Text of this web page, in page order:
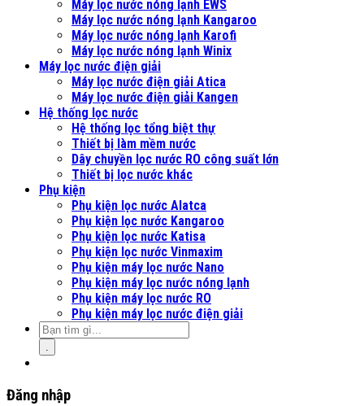
Máy lọc nước nóng lạnh EWS
Máy lọc nước nóng lạnh Kangaroo
Máy lọc nước nóng lạnh Karofi
Máy lọc nước nóng lạnh Winix
Máy lọc nước điện giải
Máy lọc nước điện giải Atica
Máy lọc nước điện giải Kangen
Hệ thống lọc nước
Hệ thống lọc tổng biệt thự
Thiết bị làm mềm nước
Dây chuyền lọc nước RO công suất lớn
Thiết bị lọc nước khác
Phụ kiện
Phụ kiện lọc nước Alatca
Phụ kiện lọc nước Kangaroo
Phụ kiện lọc nước Katisa
Phụ kiện lọc nước Vinmaxim
Phụ kiện máy lọc nước Nano
Phụ kiện máy lọc nước nóng lạnh
Phụ kiện máy lọc nước RO
Phụ kiện máy lọc nước điện giải
.
Đăng nhập